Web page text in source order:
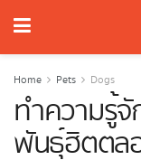
Home Pets Dogs
ทำความรู้จั
พันธุ์ฮิตตล